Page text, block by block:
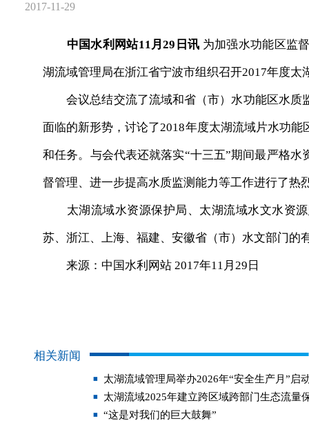
2017-11-29
中国水利网站11月29日讯 为加强水功能区监
湖流域管理局在浙江省宁波市组织召开2017年度
会议总结交流了流域和省（市）水功能区水质
面临的新形势，讨论了2018年度太湖流域片水功
和任务。与会代表还就落实“十三五”期间最严格
督管理、进一步提高水质监测能力等工作进行了热
太湖流域水资源保护局、太湖流域水文水资源
苏、浙江、上海、福建、安徽省（市）水文部门的
来源：中国水利网站 2017年11月29日
相关新闻
太湖流域管理局举办2026年“安全生产月”启
太湖流域2025年建立跨区域跨部门生态流量
“这是对我们的巨大鼓舞”